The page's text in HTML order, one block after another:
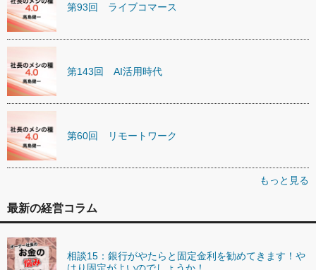
第93回 ライブコマース
第143回 AI活用時代
第60回 リモートワーク
もっと見る
最新の経営コラム
相談15：銀行がやたらと固定金利を勧めてきます！や